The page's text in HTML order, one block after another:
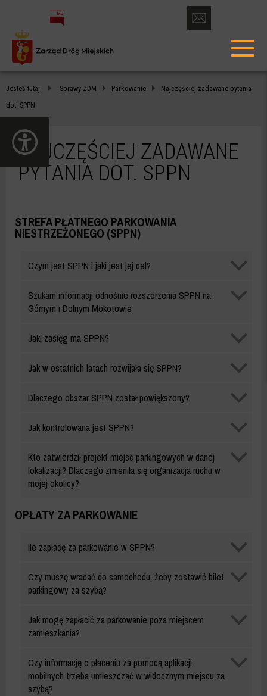
NAJCZĘŚCIEJ
ZADAWANE
PYTANIA
DOT.
SPPN
WARSZAWA
otwórz
formularz
kontaktowy
menu
Jesteś tutaj Sprawy ZDM Parkowanie
Najczęściej zadawane pytania
dot. SPPN
NAJCZĘŚCIEJ ZADAWANE
PYTANIA DOT. SPPN
STREFA PŁATNEGO PARKOWANIA
NIESTRZEŻONEGO (SPPN)
Płatnego
Niestrzeżonego
(SPPN)
Czym jest SPPN i jaki jest jej cel?
Płatnego
Parkowania
(SPPN)
Szukam informacji odnośnie rozszerzenia SPPN na
Górnym i Dolnym Mokotowie
Płatnego
Niestrzeżonego
Jaki zasięg ma SPPN?
Płatnego
Niestrzeżonego
Jak w ostatnich latach rozwijała się SPPN?
Płatnego
Niestrzeżonego
Dlaczego obszar SPPN został powiększony?
Płatnego
Niestrzeżonego
(SPPN)
Jak kontrolowana jest SPPN?
Płatnego
Parkowania
Niestrzeżonego
Kto zatwierdził projekt miejsc parkingowych w danej
lokalizacji? Dlaczego zmieniła się organizacja ruchu w
mojej okolicy?
OPŁATY ZA PARKOWANIE
zaIle zapłacę za parkowanie w SPPN?
za
parkowanie
Czy muszę wracać do samochodu, żeby zostawić bilet
parkingowy za szybą?
za
parkowanie
Jak mogę zapłacić za parkowanie poza miejscem
zamieszkania?
za
parkowanie
Czy informację o płaceniu za pomocą aplikacji
mobilnych trzeba umieszczać w widocznym miejscu za
szybą?
panel
dostępności